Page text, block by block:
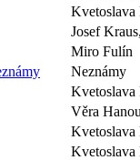
Kvetoslava
Josef
Miro Fulín
Neznámy
Kvetoslava
Věra
Kvetoslava
Kvetoslava